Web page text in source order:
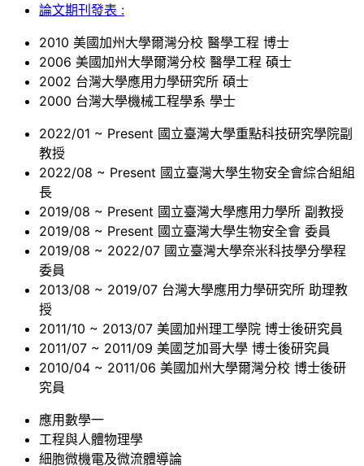
論文期刊發表 :
2010 美國加州大學爾灣分校 醫學工程 博士
2006 美國加州大學爾灣分校 醫學工程 碩士
2002 台灣大學應用力學研究所 碩士
2000 台灣大學機械工程學系 學士
2022/01 ~ Present 國立臺灣大學重點科技研究學院副
教授
2022/08 ~ Present 國立臺灣大學生物安全會綜合組組
長
2019/08 ~ Present 國立臺灣大學應用力學所 副教授
2019/08 ~ Present 國立臺灣大學生物安全會 委員
2019/08 ~ 2022/07 國立臺灣大學奈米科技學分學程
委員
2013/08 ~ 2019/07 台灣大學應用力學研究所 助理教
授
2011/10 ~ 2013/07 美國加州理工學院 博士後研究員
2011/07 ~ 2011/09 美國芝加哥大學 博士後研究員
2010/04 ~ 2011/06 美國加州大學爾灣分校 博士後研
究員
應用數學一
工程與人體物理學
細胞微機電及微流體導論